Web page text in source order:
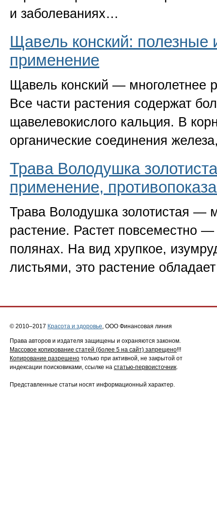
и заболеваниях…
Щавель конский: полезные
применение
Щавель конский — многолетнее
Все части растения содержат
щавелевокислого кальция. В
органические соединения
Трава Володушка
применение,
Трава Володушка золотистая —
растение. Растет повсеместно
полянах. На вид хрупкое,
листьями, это растение
© 2010–2017 Красота и здоровье, ООО Финансовая линия
Права авторов и издателя защищены и охраняются законом.
Массовое копирование статей (более 5 на сайт) запрещено!!!
Копирование разрешено только при активной, не закрытой от
индексации поисковиками, ссылке на статью-первоисточник.
Представленные статьи носят информационный характер.